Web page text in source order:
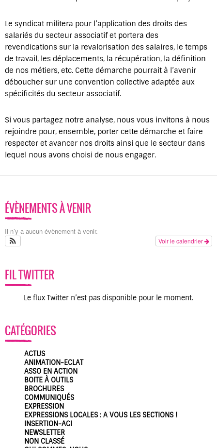
Le syndicat militera pour l’application des droits des
salariés du secteur associatif et portera des
revendications sur la revalorisation des salaires, le temps
de travail, les déplacements, la récupération, la définition
de nos métiers, etc. Cette démarche pourrait à l’avenir
déboucher sur une convention collective adaptée aux
spécificités du secteur associatif.
Si vous partagez notre analyse, nous vous invitons à nous
rejoindre pour, ensemble, porter cette démarche et faire
respecter et avancer nos droits ainsi que le secteur dans
lequel nous avons choisi de nous engager.
ÉVÈNEMENTS À VENIR
Il n’y a aucun évènement à venir.
Voir le calendrier
FIL TWITTER
Le flux Twitter n’est pas disponible pour le moment.
CATÉGORIES
ACTUS
ANIMATION-ECLAT
ASSO EN ACTION
BOITE À OUTILS
BROCHURES
COMMUNIQUÉS
EXPRESSION
EXPRESSIONS LOCALES : A VOUS LES SECTIONS !
INSERTION-ACI
NEWSLETTER
NON CLASSÉ